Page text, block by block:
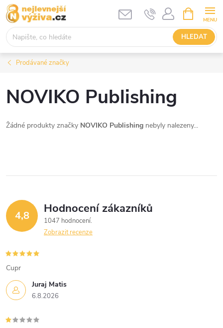
Přejít
na
obsah
HLEDAT
NÁKUPNÍ
KOŠÍK
Prodávané značky
NOVIKO Publishing
Žádné produkty značky NOVIKO Publishing nebyly nalezeny...
4,8 Hodnocení zákazníků
1047 hodnocení
Zobrazit recenze
Juraj Matis
6.8.2026
Cupr